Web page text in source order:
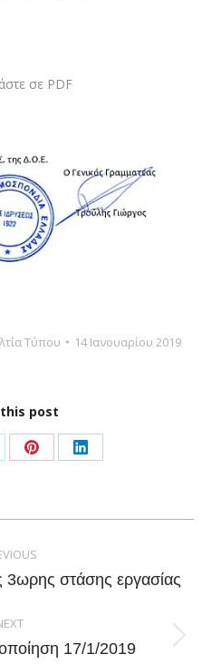
σε PDF
Τύπου 14 Ιανουαρίου 2019
post
Share
Pinterest
Share
LinkedIn
Previous
3ωρης στάσης εργασίας
Next
17/1/2019